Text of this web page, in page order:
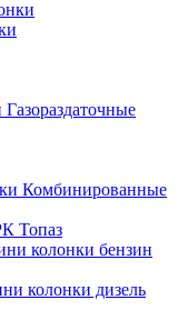
Газораздаточные
Комбинированные
Топаз
колонки бензин
колонки дизель